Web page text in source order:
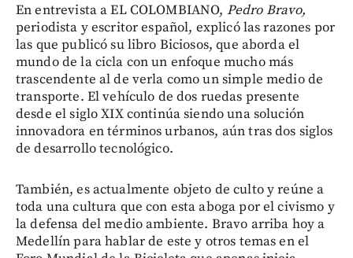
En entrevista a EL COLOMBIANO, Pedro Bravo,
periodista yescritor español, explicó las razones por
las que publicó su libro Biciosos, que aborda el
mundo de la cicla con un enfoque mucho más
trascendente al de verla como un simple medio de
transporte. El vehículo de dos ruedas presente
desde el siglo XIX continúa siendo una solución
innovadora en términos urbanos, aún tras dos siglos
de desarrollo tecnológico.
También, es actualmente objeto de culto y reúne a
toda una cultura que con esta aboga por el civismo y
la defensa del medio ambiente. Bravo arriba hoy a
Medellín para hablar de este y otros temas en el